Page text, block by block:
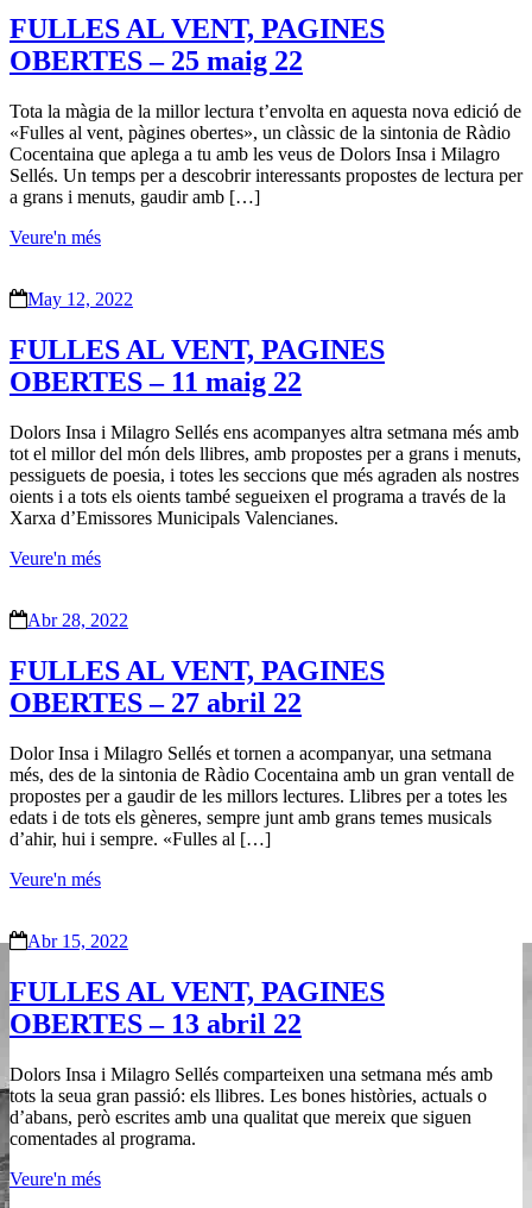
FULLES AL VENT, PAGINES
OBERTES – 25 maig 22
Tota la màgia de la millor lectura t’envolta en aquesta nova edició de
«Fulles al vent, pàgines obertes», un clàssic de la sintonia de Ràdio
Cocentaina que aplega a tu amb les veus de Dolors Insa i Milagro
Sellés. Un temps per a descobrir interessants propostes de lectura per
a grans i menuts, gaudir amb […]
Veure'n més
May 12, 2022
FULLES AL VENT, PAGINES
OBERTES – 11 maig 22
Dolors Insa i Milagro Sellés ens acompanyes altra setmana més amb
tot el millor del món dels llibres, amb propostes per a grans i menuts,
pessiguets de poesia, i totes les seccions que més agraden als nostres
oients i a tots els oients també segueixen el programa a través de la
Xarxa d’Emissores Municipals Valencianes.
Veure'n més
Abr 28, 2022
FULLES AL VENT, PAGINES
OBERTES – 27 abril 22
Dolor Insa i Milagro Sellés et tornen a acompanyar, una setmana
més, des de la sintonia de Ràdio Cocentaina amb un gran ventall de
propostes per a gaudir de les millors lectures. Llibres per a totes les
edats i de tots els gèneres, sempre junt amb grans temes musicals
d’ahir, hui i sempre. «Fulles al […]
Veure'n més
Abr 15, 2022
FULLES AL VENT, PAGINES
OBERTES – 13 abril 22
Dolors Insa i Milagro Sellés comparteixen una setmana més amb
tots la seua gran passió: els llibres. Les bones històries, actuals o
d’abans, però escrites amb una qualitat que mereix que siguen
comentades al programa.
Veure'n més